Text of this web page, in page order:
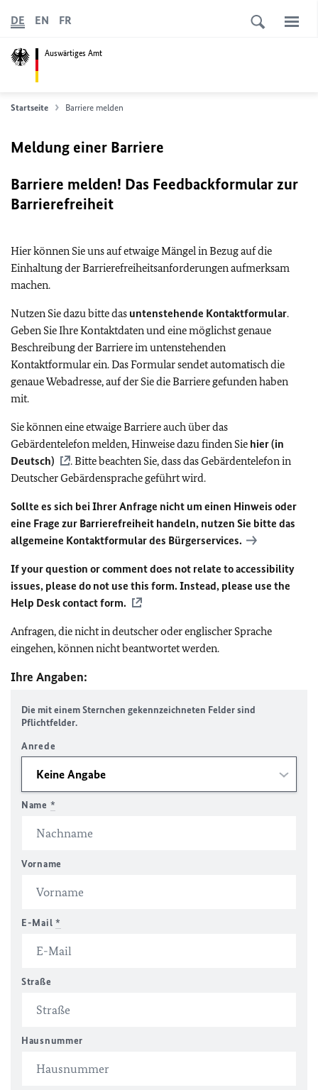
Auswärtiges Amt
DE EN FR
Startseite Barriere melden
Meldung einer Barriere
Barriere melden! Das Feedbackformular zur
Barrierefreiheit
Hier können Sie uns auf etwaige Mängel in Bezug auf die
Einhaltung der Barrierefreiheitsanforderungen aufmerksam
machen.
Nutzen Sie dazu bitte das untenstehende Kontaktformular.
Geben Sie Ihre Kontaktdaten und eine möglichst genaue
Beschreibung der Barriere im untenstehenden
Kontaktformular ein. Das Formular sendet automatisch die
genaue Webadresse, auf der Sie die Barriere gefunden haben
mit.
Sie können eine etwaige Barriere auch über das
Gebärdentelefon melden, Hinweise dazu finden Sie hier (in
Deutsch)
. Bitte beachten Sie, dass das Gebärdentelefon in
Deutscher Gebärdensprache geführt wird.
Sollte es sich bei Ihrer Anfrage nicht um einen Hinweis oder
eine Frage zur Barrierefreiheit handeln, nutzen Sie bitte das
allgemeine Kontaktformular des Bürgerservices.
If your question or comment does not relate to accessibility
issues, please do not use this form. Instead, please use the
Help Desk contact form.
Anfragen, die nicht in deutscher oder englischer Sprache
eingehen, können nicht beantwortet werden.
Ihre Angaben:
Die mit einem Sternchen gekennzeichneten Felder sind
Pflichtfelder.
Anrede
Name *
Vorname
E-Mail *
Straße
Hausnummer